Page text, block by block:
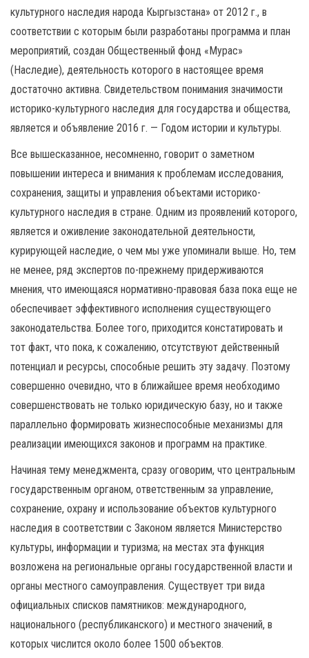
культурного наследия народа Кыргызстана» от 2012 г., в
соответствии с которым были разработаны программа и план
мероприятий, создан Общественный фонд «Мурас»
(Наследие), деятельность которого в настоящее время
достаточно активна. Свидетельством понимания значимости
историко-культурного наследия для государства и общества,
является и объявление 2016 г. — Годом истории и культуры.
Все вышесказанное, несомненно, говорит о заметном
повышении интереса и внимания к проблемам исследования,
сохранения, защиты и управления объектами историко-
культурного наследия в стране. Одним из проявлений которого,
является и оживление законодательной деятельности,
курирующей наследие, о чем мы уже упоминали выше. Но, тем
не менее, ряд экспертов по-прежнему придерживаются
мнения, что имеющаяся нормативно-правовая база пока еще не
обеспечивает эффективного исполнения существующего
законодательства. Более того, приходится констатировать и
тот факт, что пока, к сожалению, отсутствуют действенный
потенциал и ресурсы, способные решить эту задачу. Поэтому
совершенно очевидно, что в ближайшее время необходимо
совершенствовать не только юридическую базу, но и также
параллельно формировать жизнеспособные механизмы для
реализации имеющихся законов и программ на практике.
Начиная тему менеджмента, сразу оговорим, что центральным
государственным органом, ответственным за управление,
сохранение, охрану и использование объектов культурного
наследия в соответствии с Законом является Министерство
культуры, информации и туризма; на местах эта функция
возложена на региональные органы государственной власти и
органы местного самоуправления. Существует три вида
официальных списков памятников: международного,
национального (республиканского) и местного значений, в
которых числится около более 1500 объектов.